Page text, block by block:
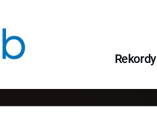
Rekordy